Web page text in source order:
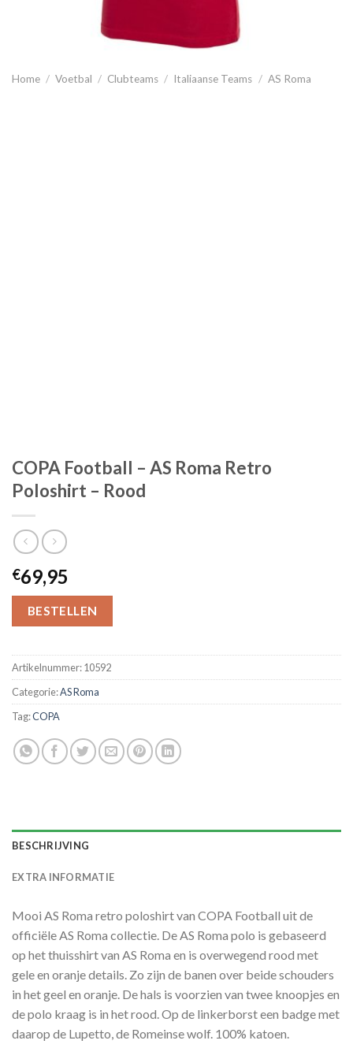
Home / Voetbal / Clubteams / Italiaanse Teams / AS Roma
COPA Football – AS Roma Retro
Poloshirt – Rood
€69,95
BESTELLEN
Artikelnummer:10592
Categorie:AS Roma
Tag:COPA
BESCHRIJVING
EXTRA INFORMATIE
Mooi AS Roma retro poloshirt van COPA Football uit de
officiële AS Roma collectie. De AS Roma polo is gebaseerd
op het thuisshirt van AS Roma en is overwegend rood met
gele en oranje details. Zo zijn de banen over beide schouders
in het geel en oranje. De hals is voorzien van twee knoopjes en
de polo kraag is in het rood. Op de linkerborst een badge met
daarop de Lupetto, de Romeinse wolf. 100% katoen.